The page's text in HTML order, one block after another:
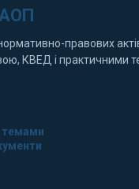
правових
КВЕД і практичними
темами